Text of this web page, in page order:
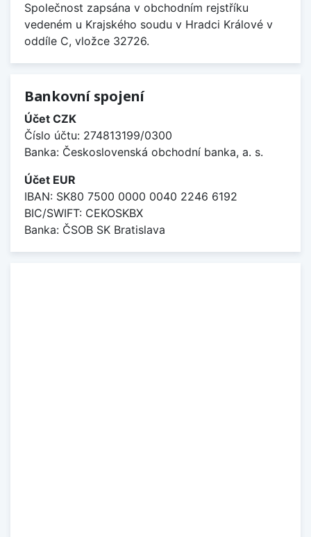
Společnost zapsána v obchodním rejstříku
vedeném u Krajského soudu v Hradci Králové v
oddíle C, vložce 32726.
Bankovní spojení
Účet CZK
Číslo účtu: 274813199/0300
Banka: Československá obchodní banka, a. s.
Účet EUR
IBAN: SK80 7500 0000 0040 2246 6192
BIC/SWIFT: CEKOSKBX
Banka: ČSOB SK Bratislava